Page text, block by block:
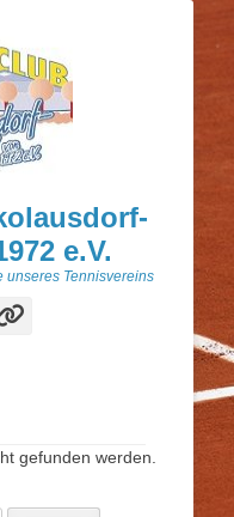
e.V.
unseres Tennisvereins
Verknüpfung
gefunden werden.